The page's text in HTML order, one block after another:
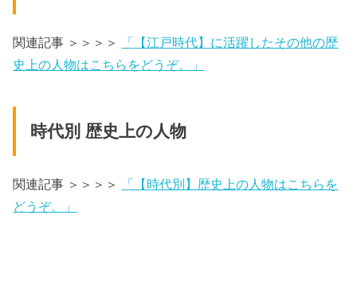
関連記事 ＞＞＞＞
「【江戸時代】に活躍したその他の歴
史上の人物はこちらをどうぞ。」
時代別 歴史上の人物
関連記事 ＞＞＞＞
「【時代別】歴史上の人物はこちらを
どうぞ。」